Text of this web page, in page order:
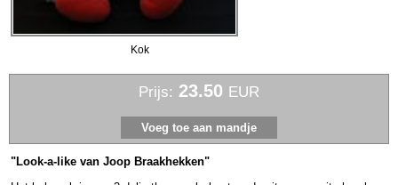
Kok
Prijs: 23.50 EUR
"Look-a-like van Joop Braakhekken"